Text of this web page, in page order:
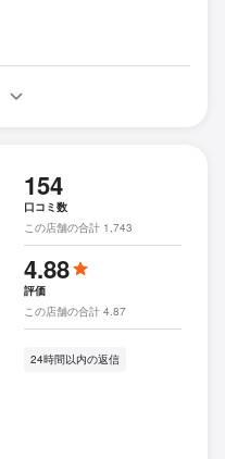
154
口コミ数
この店舗の合計 1,743
4.88
評価
この店舗の合計 4.87
24時間以内の返信